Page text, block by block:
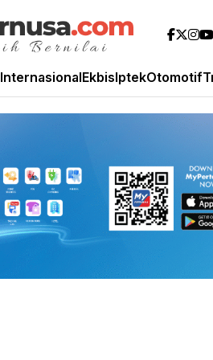
InternasionalEkbisIptekOtomotif